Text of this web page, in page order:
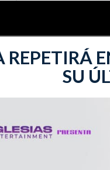
REPETIRÁ
SU